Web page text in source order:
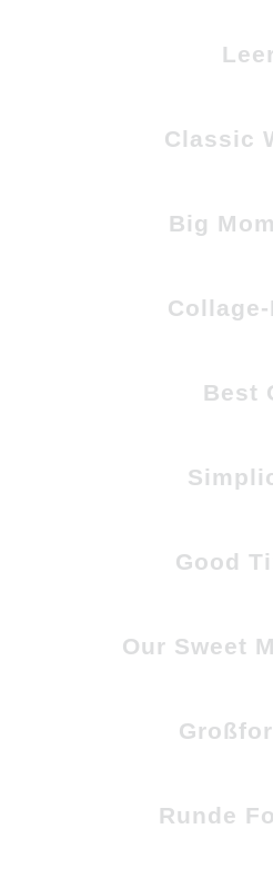
Classic
Big
Best
Good
Our Sweet
Runde